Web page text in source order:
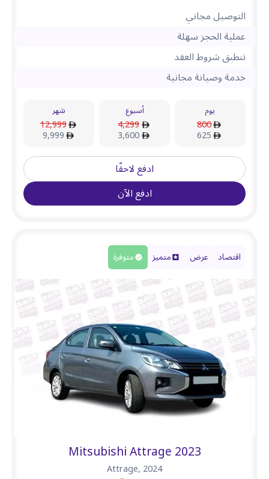
التوصيل مجاني
عملية الحجز سهلة
تنطبق شروط العقد
خدمة وصيانة مجانية
يوم
800
625
أسبوع
4,299
3,600
شهر
12,999
9,999
ادفع لاحقًا
ادفع الآن
اقتصاد عرض متميز متوفرة
Mitsubishi Attrage 2023
Attrage,2024